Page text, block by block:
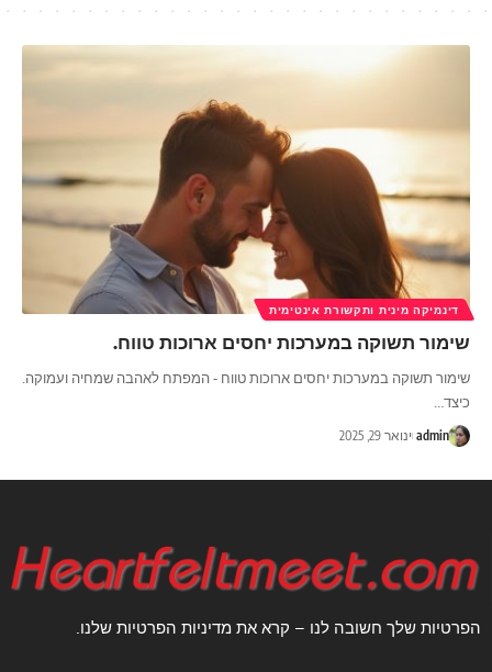
דינמיקה מינית ותקשורת אינטימית
שימור תשוקה במערכות יחסים ארוכות טווח.
שימור תשוקה במערכות יחסים ארוכות טווח - המפתח לאהבה שמחיה ועמוקה.
כיצד…
admin ינואר 29, 2025
הפרטיות שלך חשובה לנו – קרא את מדיניות הפרטיות שלנו.